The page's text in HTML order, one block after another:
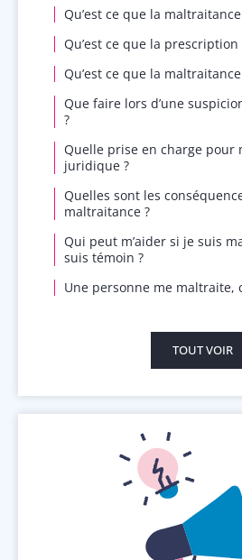
Qu’est ce que la
Qu’est ce que la prescription
Qu’est ce que la maltraitance
Que faire lors d’une
?
Quelle prise en charge pour
juridique ?
Quelles sont les
maltraitance ?
Qui peut m’aider si je suis
suis témoin ?
Une personne me maltraite,
TOUT VOIR